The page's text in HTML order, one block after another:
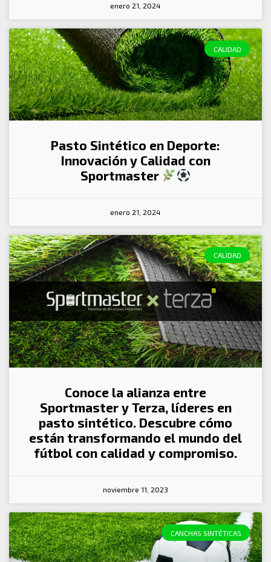
enero 21, 2024
CALIDAD
Pasto Sintético en Deporte:
Innovación y Calidad con
Sportmaster
enero 21, 2024
CALIDAD
Conoce la alianza entre
Sportmaster y Terza, líderes en
pasto sintético. Descubre cómo
están transformando el mundo del
fútbol con calidad y compromiso.
noviembre 11, 2023
CANCHAS SINTÉTICAS